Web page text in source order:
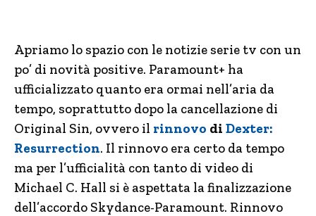
Apriamo lo spazio con le notizie serie tv con un
po’ di novità positive. Paramount+ ha
ufficializzato quanto era ormai nell’aria da
tempo, soprattutto dopo la cancellazione di
Original Sin, ovvero il rinnovo di Dexter:
Resurrection. Il rinnovo era certo da tempo
ma per l’ufficialità con tanto di video di
Michael C. Hall si è aspettata la finalizzazione
dell’accordo Skydance-Paramount. Rinnovo